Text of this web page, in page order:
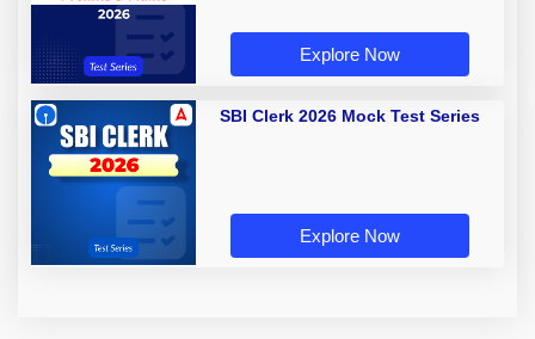
Explore Now
SBI Clerk 2026 Mock Test Series
Explore Now